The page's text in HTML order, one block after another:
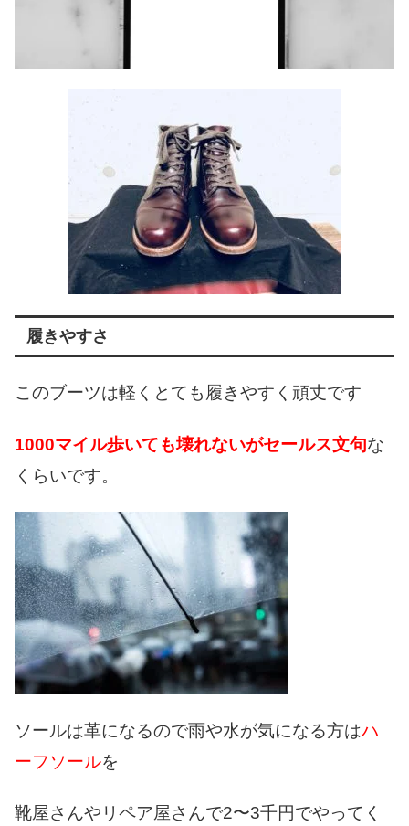
履きやすさ
このブーツは軽くとても履きやすく頑丈です
1000マイル歩いても壊れないがセールス文句な
くらいです。
ソールは革になるので雨や水が気になる方はハ
ーフソールを
靴屋さんやリペア屋さんで2〜3千円でやってく